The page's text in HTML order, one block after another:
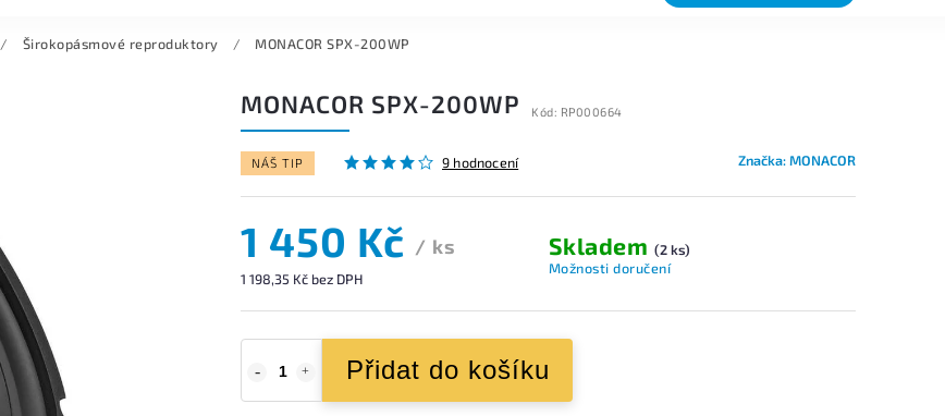
/ Širokopásmové reproduktory / MONACOR SPX-200WP
MONACOR SPX-200WP Kód: RP000664
NÁŠ TIP 9 hodnocení Značka:MONACOR
1 450 Kč / ks
1 198,35 Kč bez DPH
Skladem (2 ks)
Možnosti doručení
Přidat do košíku